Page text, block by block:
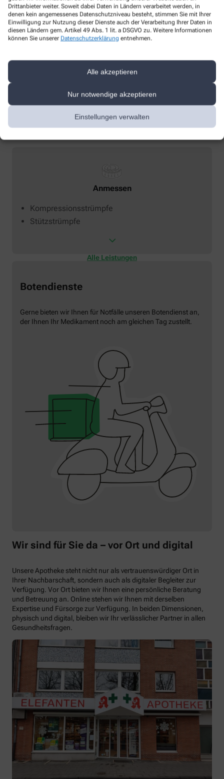
Drittanbieter weiter. Soweit dabei Daten in Ländern verarbeitet werden, in
denen kein angemessenes Datenschutzniveau besteht, stimmen Sie mit Ihrer
Einwilligung zur Nutzung dieser Dienste auch der Verarbeitung Ihrer Daten in
diesen Ländern gem. Artikel 49 Abs. 1 lit. a DSGVO zu. Weitere Informationen
können Sie unserer Datenschutzerklärung entnehmen.
Alle akzeptieren
Nur notwendige akzeptieren
Einstellungen verwalten
Beratung
Aromatherapie
Anmessen
Kompressionsstrümpfe
Stützstrümpfe
Alle Leistungen
Botendienste
Gerne bieten wir Ihnen für Notfälle unseren Botendienst an,
der Ihnen Ihr Medikament noch am gleichen Tag zustellt.
Wir sind für Sie da – vor Ort und digital
Unsere Apotheke steht nicht nur als vertrauenswürdiger Ort in
Ihrer Nachbarschaft, sondern auch als digitaler Begleiter zur
Verfügung. Vor Ort bieten wir Ihnen eine persönliche Beratung
und Betreuung an. Online stehen wir Ihnen mit derselben
Expertise und Fürsorge zur Verfügung. In beiden Dimensionen,
physisch und digital, bleiben wir Ihr verlässlicher Partner in allen
Gesundheitsfragen.